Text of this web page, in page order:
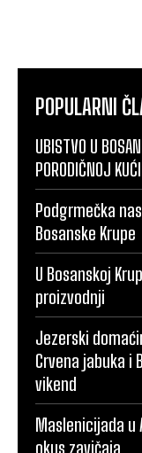
POPULARNI
UBISTVO U
PORODIČNOJ
Podgrmečka
Bosanske Krupe
U Bosanskoj
proizvodnji
Jezerski
Crvena jabuka i
vikend
Maslenicijada u
okus zavičaja